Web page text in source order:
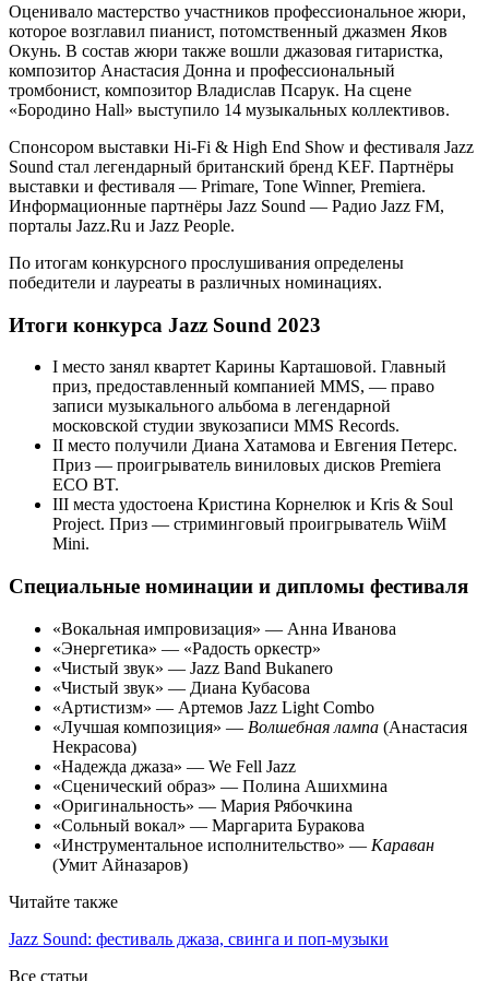
Оценивало мастерство участников профессиональное жюри,
которое возглавил пианист, потомственный джазмен Яков
Окунь. В состав жюри также вошли джазовая гитаристка,
композитор Анастасия Донна и профессиональный
тромбонист, композитор Владислав Псарук. На сцене
«Бородино Hall» выступило 14 музыкальных коллективов.
Спонсором выставки Hi‑Fi & High End Show и фестиваля Jazz
Sound стал легендарный британский бренд KEF. Партнёры
выставки и фестиваля — Primare, Tone Winner, Premiera.
Информационные партнёры Jazz Sound — Радио Jazz FM,
порталы Jazz.Ru и Jazz People.
По итогам конкурсного прослушивания определены
победители и лауреаты в различных номинациях.
Итоги конкурса Jazz Sound 2023
I место занял квартет Карины Карташовой. Главный
приз, предоставленный компанией MMS, — право
записи музыкального альбома в легендарной
московской студии звукозаписи MMS Records.
II место получили Диана Хатамова и Евгения Петерс.
Приз — проигрыватель виниловых дисков Premiera
ECO BT.
III места удостоена Кристина Корнелюк и Kris & Soul
Project. Приз — стриминговый проигрыватель WiiM
Mini.
Специальные номинации и дипломы фестиваля
«Вокальная импровизация» — Анна Иванова
«Энергетика» — «Радость оркестр»
«Чистый звук» — Jazz Band Bukanero
«Чистый звук» — Диана Кубасова
«Артистизм» — Артемов Jazz Light Combo
«Лучшая композиция» — Волшебная лампа (Анастасия
Некрасова)
«Надежда джаза» — We Fell Jazz
«Сценический образ» — Полина Ашихмина
«Оригинальность» — Мария Рябочкина
«Сольный вокал» — Маргарита Буракова
«Инструментальное исполнительство» — Караван
(Умит Айназаров)
Читайте также
Jazz Sound: фестиваль джаза, свинга и поп-музыки
Все статьи